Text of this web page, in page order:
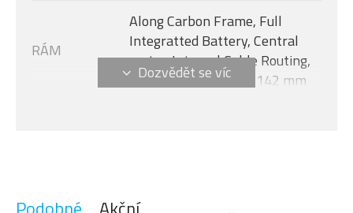
RÁM
Along Carbon Frame, Full
Integratted Battery, Central
motor, Internal Cable Routing,
Flat Mount Disc 12 x 142 mm